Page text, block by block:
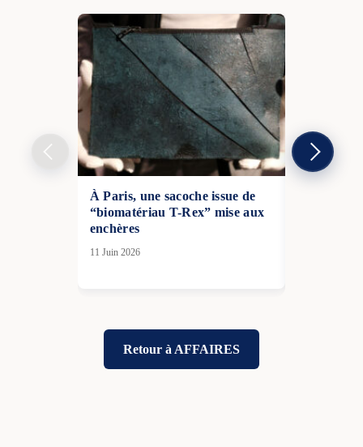
À Paris, une sacoche issue de
“biomatériau T-Rex” mise aux
enchères
11 Juin 2026
Retour à AFFAIRES